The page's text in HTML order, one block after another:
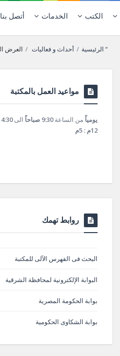
الكتب الخدمات أتصل بنا
الرئيسية / أحداث و فعاليات / العرض المسرحي ” المجانين “
مواعيد العمل بالمكتبة
يومياً من الساعة9:30 صباحاً الى4:30 مساءً
12م : 5م
روابط تهمك
البحث فى الفهرس الآلى للمكتبة
البوابة الإلكترونية لمحافظة الشرقية
بوابة الحكومة المصرية
بوابة الشكاوى الحكومية